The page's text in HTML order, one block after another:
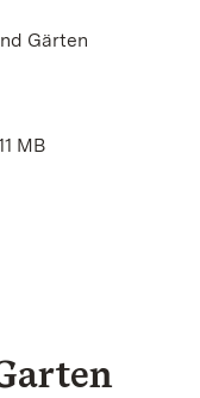
Gärten
MB